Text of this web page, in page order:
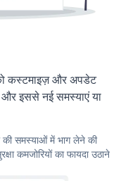
कस्टमाइज़ और अपडेट
इससे नई समस्याएं या
समस्याओं में भाग लेने की
कमजोरियों का फायदा उठाने